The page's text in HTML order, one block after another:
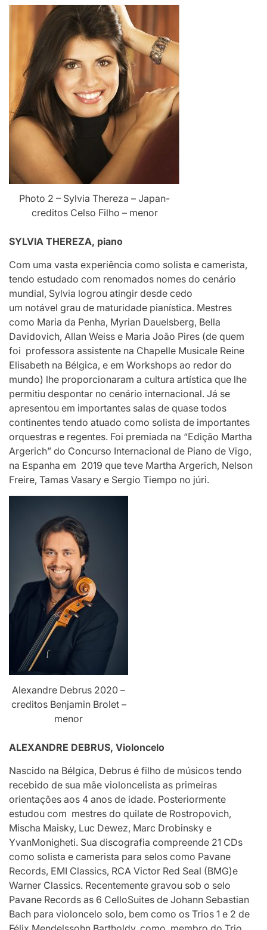
Photo 2 – Sylvia Thereza – Japan-
creditos Celso Filho – menor
SYLVIA THEREZA, piano
Com uma vasta experiência como solista e camerista,
tendo estudado com renomados nomes do cenário
mundial, Sylvia logrou atingir desde cedo
um notável grau de maturidade pianística. Mestres
como Maria da Penha, Myrian Dauelsberg, Bella
Davidovich, Allan Weiss e Maria João Pires (de quem
foi professora assistente na Chapelle Musicale Reine
Elisabeth na Bélgica, e em Workshops ao redor do
mundo) lhe proporcionaram a cultura artística que lhe
permitiu despontar no cenário internacional. Já se
apresentou em importantes salas de quase todos
continentes tendo atuado como solista de importantes
orquestras e regentes. Foi premiada na “Edição Martha
Argerich” do Concurso Internacional de Piano de Vigo,
na Espanha em 2019 que teve Martha Argerich, Nelson
Freire, Tamas Vasary e Sergio Tiempo no júri.
Alexandre Debrus 2020 –
creditos Benjamin Brolet –
menor
ALEXANDRE DEBRUS, Violoncelo
Nascido na Bélgica, Debrus é filho de músicos tendo
recebido de sua mãe violoncelista as primeiras
orientações aos 4 anos de idade. Posteriormente
estudou com mestres do quilate de Rostropovich,
Mischa Maisky, Luc Dewez, Marc Drobinsky e
YvanMonigheti. Sua discografia compreende 21 CDs
como solista e camerista para selos como Pavane
Records, EMI Classics, RCA Victor Red Seal (BMG)e
Warner Classics. Recentemente gravou sob o selo
Pavane Records as 6 CelloSuites de Johann Sebastian
Bach para violoncelo solo, bem como os Trios 1 e 2 de